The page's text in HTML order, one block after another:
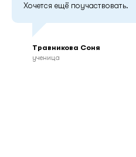
Хочется ещё поучаствовать.
Травникова Соня
ученица